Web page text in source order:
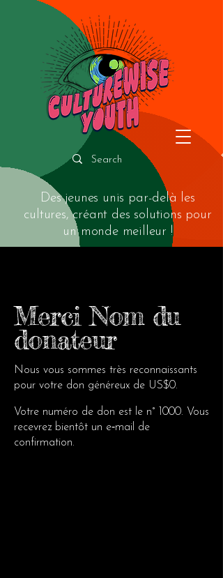
Des jeunes unis par-delà les
cultures, créant des solutions pour
un monde meilleur !
Merci Nom du
donateur
Nous vous sommes très reconnaissants
pour votre don généreux de US$0.
Votre numéro de don est le n° 1000. Vous
recevrez bientôt un e‑mail de
confirmation.